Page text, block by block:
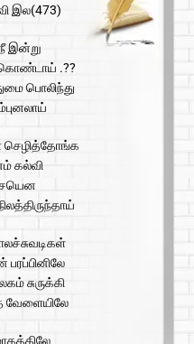
இல(473)
இன்று
.??
பொலிந்து
கல்வி
சுருக்கி
வேளையிலே